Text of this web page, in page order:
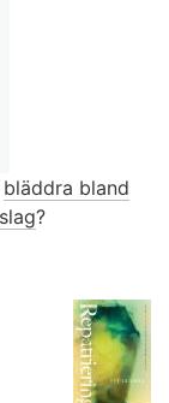
bläddra bland
?